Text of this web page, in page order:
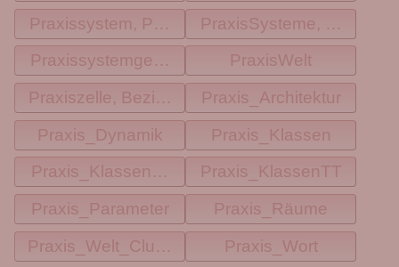
Praxissystem, PermProblemePraxisSysteme,
PraxissystemgestaltungTTPraxisWelt
Praxiszelle, BeziehungPraxis_Architektur
Praxis_Dynamik
Praxis_Klassen
Praxis_KlassenBaum
Praxis_KlassenTT
Praxis_Parameter
Praxis_Räume
Praxis_Welt_Cluster
Praxis_Wort